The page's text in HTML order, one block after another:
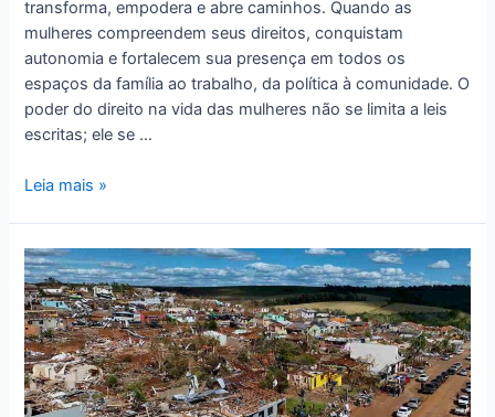
transforma, empodera e abre caminhos. Quando as
mulheres compreendem seus direitos, conquistam
autonomia e fortalecem sua presença em todos os
espaços da família ao trabalho, da política à comunidade. O
poder do direito na vida das mulheres não se limita a leis
escritas; ele se …
Leia mais »